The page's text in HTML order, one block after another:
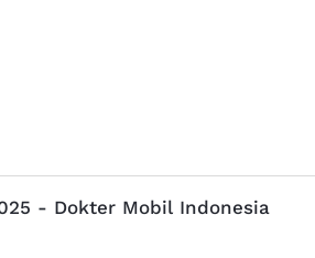
- Dokter Mobil Indonesia